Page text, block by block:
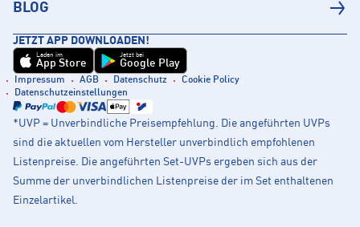
BLOG
JETZT APP DOWNLOADEN!
Laden im
App Store
Jetzt bei
Google Play
Impressum AGB Datenschutz
Cookie Policy
Datenschutzeinstellungen
*UVP = Unverbindliche Preisempfehlung. Die angeführten UVPs
sind die aktuellen vom Hersteller unverbindlich empfohlenen
Listenpreise. Die angeführten Set-UVPs ergeben sich aus der
Summe der unverbindlichen Listenpreise der im Set enthaltenen
Einzelartikel.